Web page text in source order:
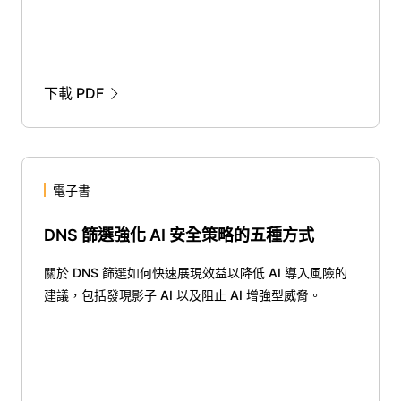
下載 PDF
電子書
DNS 篩選強化 AI 安全策略的五種方式
關於 DNS 篩選如何快速展現效益以降低 AI 導入風險的
建議，包括發現影子 AI 以及阻止 AI 增強型威脅。